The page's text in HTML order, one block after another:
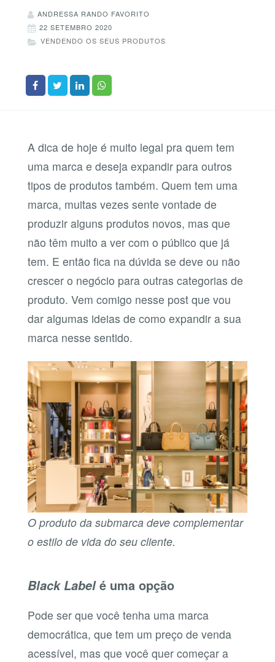
ANDRESSA RANDO FAVORITO
22 SETEMBRO 2020
VENDENDO OS SEUS PRODUTOS
A dica de hoje é muito legal pra quem tem
uma marca e deseja expandir para outros
tipos de produtos também. Quem tem uma
marca, muitas vezes sente vontade de
produzir alguns produtos novos, mas que
não têm muito a ver com o público que já
tem. E então fica na dúvida se deve ou não
crescer o negócio para outras categorias de
produto. Vem comigo nesse post que vou
dar algumas ideias de como expandir a sua
marca nesse sentido.
O produto da submarca deve complementar
o estilo de vida do seu cliente.
Black Labelé uma opção
Pode ser que você tenha uma marca
democrática, que tem um preço de venda
acessível, mas que você quer começar a